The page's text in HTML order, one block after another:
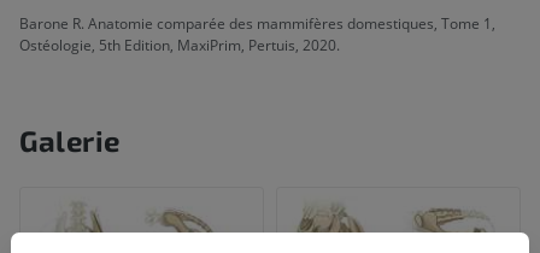
Barone R. Anatomie comparée des mammifères domestiques, Tome 1,
Ostéologie, 5th Edition, MaxiPrim, Pertuis, 2020.
Galerie